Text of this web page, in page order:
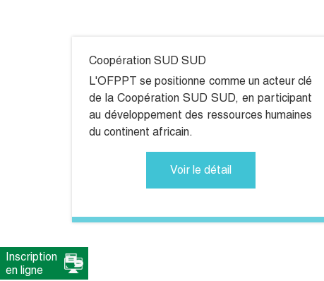
Coopération SUD SUD
L'OFPPT se positionne comme un acteur clé
de la Coopération SUD SUD, en participant
au développement des ressources humaines
du continent africain.
Voir le détail
Inscription
en ligne